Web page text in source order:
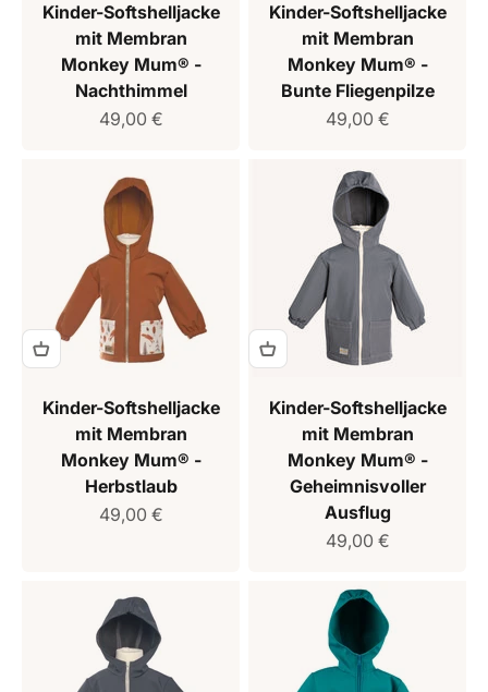
Kinder-Softshelljacke
mit Membran
Monkey Mum® -
Nachthimmel
Verkaufspreis
49,00 €
Kinder-Softshelljacke
mit Membran
Monkey Mum® -
Bunte Fliegenpilze
Verkaufspreis
49,00 €
Kinder-Softshelljacke
mit Membran
Monkey Mum® -
Herbstlaub
Verkaufspreis
49,00 €
Kinder-Softshelljacke
mit Membran
Monkey Mum® -
Geheimnisvoller
Ausflug
Verkaufspreis
49,00 €